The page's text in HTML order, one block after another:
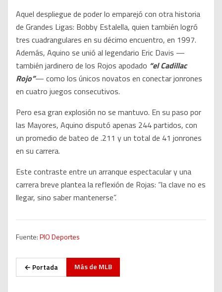
Aquel despliegue de poder lo emparejó con otra historia
de Grandes Ligas: Bobby Estalella, quien también logró
tres cuadrangulares en su décimo encuentro, en 1997.
Además, Aquino se unió al legendario Eric Davis —
también jardinero de los Rojos apodado “el Cadillac
Rojo”— como los únicos novatos en conectar jonrones
en cuatro juegos consecutivos.
Pero esa gran explosión no se mantuvo. En su paso por
las Mayores, Aquino disputó apenas 244 partidos, con
un promedio de bateo de .211 y un total de 41 jonrones
en su carrera.
Este contraste entre un arranque espectacular y una
carrera breve plantea la reflexión de Rojas: “la clave no es
llegar, sino saber mantenerse”.
Fuente:PIO Deportes
← Portada Más de MLB